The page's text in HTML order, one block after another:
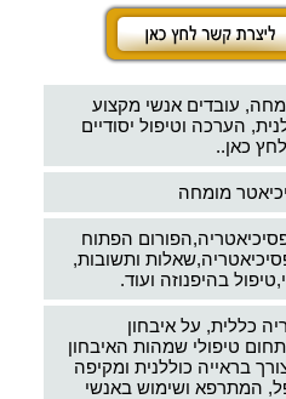
עובדים אנשי מקצוע
הערכה וטיפול יסודיים
כאן..
מומחה
הפתוח
ותשובות,
בהיפנוזה ועוד.
כללית, על איבחון
טיפולי שמהות האיבחון
בראייה כוללנית ומקיפה
המתרפא ושימוש באנשי